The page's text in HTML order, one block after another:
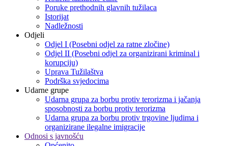
Poruke prethodnih glavnih tužilaca
Istorijat
Nadležnosti
Odjeli
Odjel I (Posebni odjel za ratne zločine)
Odjel II (Posebni odjel za organizirani kriminal i
korupciju)
Uprava Tužilaštva
Podrška svjedocima
Udarne grupe
Udarna grupa za borbu protiv terorizma i jačanja
sposobnosti za borbu protiv terorizma
Udarna grupa za borbu protiv trgovine ljudima i
organizirane ilegalne imigracije
Odnosi s javnošću